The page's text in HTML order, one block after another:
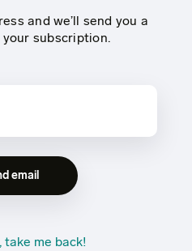
and we’ll send you a
subscription.
take me back!